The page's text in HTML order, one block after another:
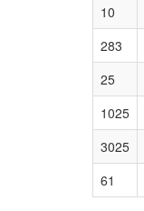
10
283
25
1025
3025
61